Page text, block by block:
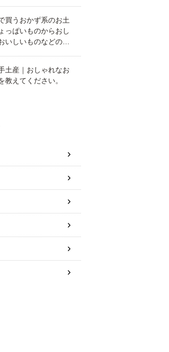
買うおかず系のお土
っぱいものからおし
いしいものなどのお
土産｜おしゃれなお
教えてください。